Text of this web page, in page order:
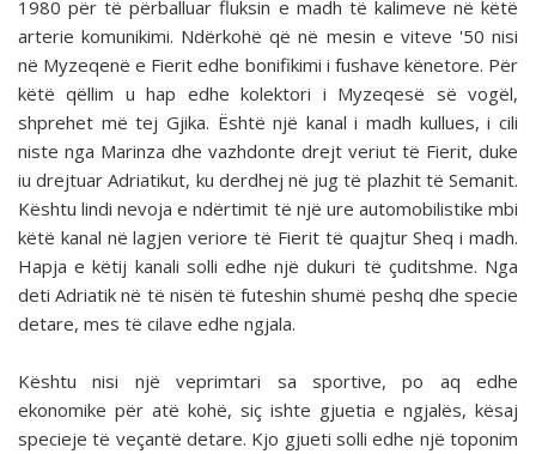
1980 për të përballuar fluksin e madh të kalimeve në këtë
arterie komunikimi. Ndërkohë që në mesin e viteve '50 nisi
në Myzeqenë e Fierit edhe bonifikimi i fushave kënetore. Për
këtë qëllim u hap edhe kolektori i Myzeqesë së vogël,
shprehet më tej Gjika. Është një kanal i madh kullues, i cili
niste nga Marinza dhe vazhdonte drejt veriut të Fierit, duke
iu drejtuar Adriatikut, ku derdhej në jug të plazhit të Semanit.
Kështu lindi nevoja e ndërtimit të një ure automobilistike mbi
këtë kanal në lagjen veriore të Fierit të quajtur Sheq i madh.
Hapja e këtij kanali solli edhe një dukuri të çuditshme. Nga
deti Adriatik në të nisën të futeshin shumë peshq dhe specie
detare, mes të cilave edhe ngjala.
Kështu nisi një veprimtari sa sportive, po aq edhe
ekonomike për atë kohë, siç ishte gjuetia e ngjalës, kësaj
specieje të veçantë detare. Kjo gjueti solli edhe një toponim